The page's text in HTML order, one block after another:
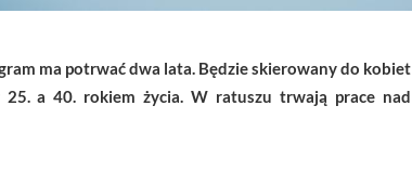
ma potrwać dwa lata. Będzie skierowany do kobiet
25. a 40. rokiem życia. W ratuszu trwają prace nad